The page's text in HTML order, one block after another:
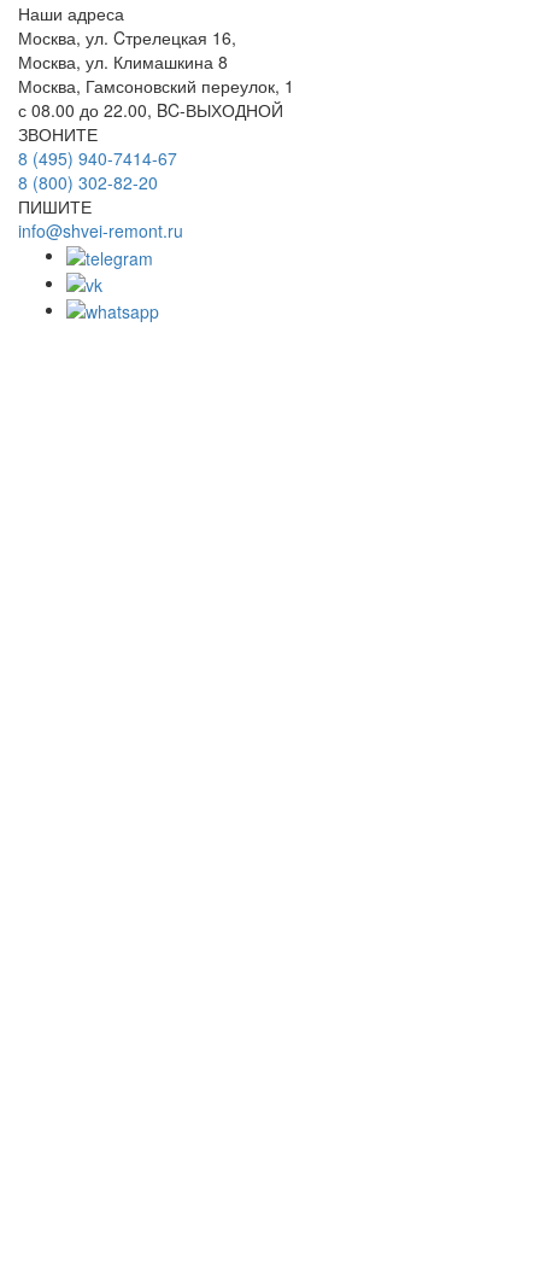
Наши адреса
Москва, ул. Cтрелецкая 16,
Москва, ул. Климашкина 8
Москва, Гамсоновский переулок, 1
с 08.00 до 22.00, BC-ВЫХОДНОЙ
ЗВОНИТЕ
8 (495) 940-7414-67
8 (800) 302-82-20
ПИШИТЕ
info@shvei-remont.ru